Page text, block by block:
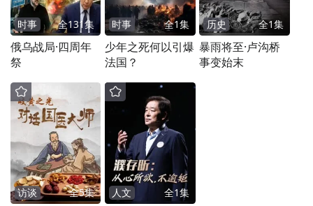
时事 全131集
俄乌战局·四周年
祭
时事 全1集
少年之死何以引爆
法国？
历史 全1集
暴雨将至·卢沟桥
事变始末
访谈 全5集 人文 全1集